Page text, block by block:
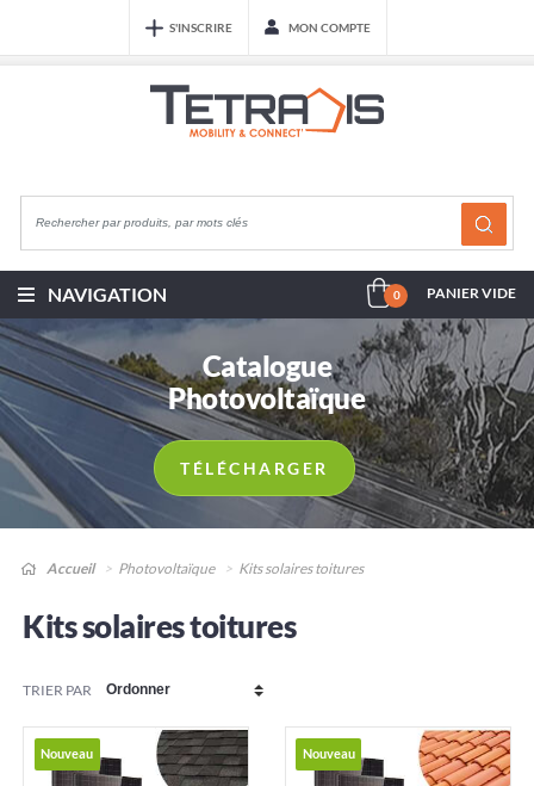
S'INSCRIRE MON COMPTE
NAVIGATION 0 PANIER VIDE
Catalogue
Photovoltaïque
TÉLÉCHARGER
Accueil Photovoltaïque Kits solaires toitures
Kits solaires toitures
TRIER PAR
Nouveau Nouveau